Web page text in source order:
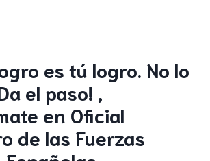
es tú logro. No lo
el paso! ,
en Oficial
de las Fuerzas